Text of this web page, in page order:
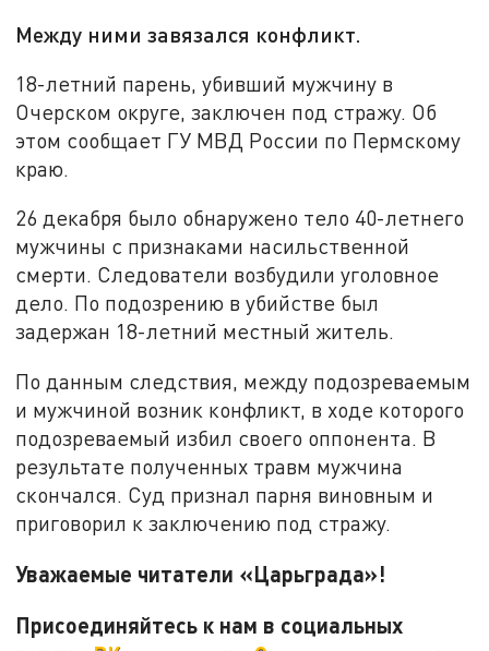
Между ними завязался конфликт.
18-летний парень, убивший мужчину в
Очерском округе, заключен под стражу. Об
этом сообщает ГУ МВД России по Пермскому
краю.
26 декабря было обнаружено тело 40-летнего
мужчины с признаками насильственной
смерти. Следователи возбудили уголовное
дело. По подозрению в убийстве был
задержан 18-летний местный житель.
По данным следствия, между подозреваемым
и мужчиной возник конфликт, в ходе которого
подозреваемый избил своего оппонента. В
результате полученных травм мужчина
скончался. Суд признал парня виновным и
приговорил к заключению под стражу.
Уважаемые читатели «Царьграда»!
Присоединяйтесь к нам в социальных